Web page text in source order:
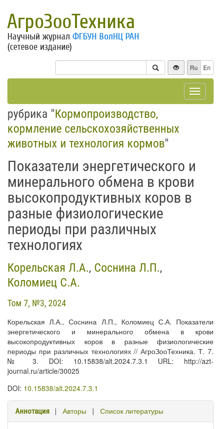
АгроЗооТехника
Научный журнал ФГБУН ВолНЦ РАН
(сетевое издание)
Ru En
Toggle
рубрика "Кормопроизводство,
кормление сельскохозяйственных
животных и технология кормов"
Показатели энергетического и
минерального обмена в крови
высокопродуктивных коров в
разные физиологические
периоды при различных
технологиях
Корельская Л.А., Соснина Л.П.,
Коломиец С.А.
Том 7, №3, 2024
Корельская Л.А., Соснина Л.П., Коломиец С.А. Показатели
энергетического и минерального обмена в крови
высокопродуктивных коров в разные физиологические
периоды при различных технологиях // АгроЗооТехника. Т. 7.
№ 3. DOI: 10.15838/alt.2024.7.3.1 URL: http://azt-
journal.ru/article/30025
DOI: 10.15838/alt.2024.7.3.1
Аннотация | Авторы | Список литературы